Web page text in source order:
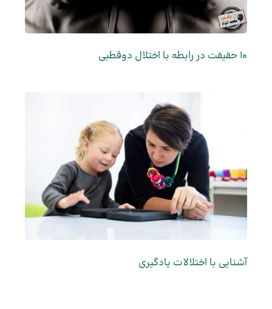
10 حقیقت در رابطه با اختلال دوقطبی
آشنایی با اختلالات یادگیری